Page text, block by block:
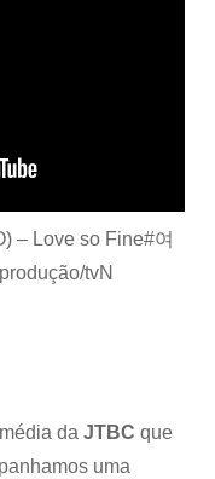
– Love so Fine#여
tvN
da JTBC que
uma